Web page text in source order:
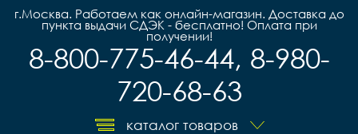
г.Москва. Работаем как онлайн-магазин. Доставка до
пункта выдачи СДЭК - бесплатно! Оплата при
получении!
8-800-775-46-44, 8-980-
720-68-63
каталог товаров